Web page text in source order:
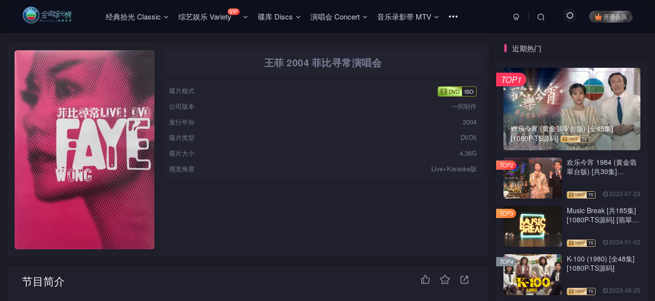
经典拾光 Classic 综艺娱乐 VarietyVIP 碟库 Discs 演唱会 Concert 音乐录影带 MTV 开通会员
王菲 2004 菲比寻常演唱会
碟片格式 DVD ISO
公司版本
一间制作
发行年份
2004
碟片类型
DVD5
碟片大小
4.36G
视觉角度
Live+Karaoke版
节目简介
近期热门
欢乐今宵 (黄金翡翠台版) [全45集]
[1080P-TS源码]
TOP1
欢乐今宵 1984 (黄金翡
翠台版) [共30集]
2022-07-23
TOP2
Music Break [共185集]
[1080P-TS源码] [翡翠
2024-01-02
TOP3
K-100 (1980) [全48集]
[1080P-TS源码]
2023-08-25
TOP4